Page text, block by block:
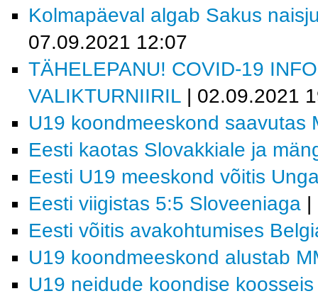
Kolmapäeval algab Sakus
07.09.2021 12:07
TÄHELEPANU! COVID-19
VALIKTURNIIRIL | 02.09.2021
U19 koondmeeskond saavutas
Eesti kaotas Slovakkiale ja
Eesti U19 meeskond võitis
Eesti viigistas 5:5 Sloveeniaga |
Eesti võitis avakohtumises
U19 koondmeeskond alustab
U19 neidude koondise